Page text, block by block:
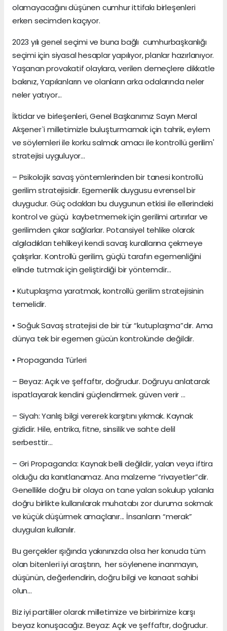
olamayacağını düşünen cumhur ittifakı birleşenleri
erken secimden kaçıyor.
2023 yılı genel seçimi ve buna bağlı cumhurbaşkanlığı
seçimi için siyasal hesaplar yapılıyor, planlar hazırlanıyor.
Yaşanan provakatif olaylara, verilen demeçlere dikkatle
bakınız, Yapılanların ve olanların arka odalarında neler
neler yatıyor...
İktidar ve birleşenleri, Genel Başkanımız Sayın Meral
Akşener`i milletimizle buluşturmamak için tahrik, eylem
ve söylemleri ile korku salmak amacı ile kontrollü gerilim'
stratejisi uyguluyor...
– Psikolojik savaş yöntemlerinden bir tanesi kontrollü
gerilim stratejisidir. Egemenlik duygusu evrensel bir
duygudur. Güç odakları bu duygunun etkisi ile ellerindeki
kontrol ve güçü kaybetmemek için gerilimi artırırlar ve
gerilimden çıkar sağlarlar. Potansiyel tehlike olarak
algıladıkları tehlikeyi kendi savaş kurallarına çekmeye
çalışırlar. Kontrollü gerilim, güçlü tarafın egemenliğini
elinde tutmak için geliştirdiği bir yöntemdir...
• Kutuplaşma yaratmak, kontrollü gerilim stratejisinin
temelidir.
• Soğuk Savaş stratejisi de bir tür “kutuplaşma”dır. Ama
dünya tek bir egemen gücün kontrolünde değildir.
• Propaganda Türleri
– Beyaz: Açık ve şeffaftır, doğrudur. Doğruyu anlatarak
ispatlayarak kendini güçlendirmek. güven verir ...
– Siyah: Yanlış bilgi vererek karşıtını yıkmak. Kaynak
gizlidir. Hile, entrika, fitne, sinsilik ve sahte delil
serbesttir...
– Gri Propaganda: Kaynak belli değildir, yalan veya iftira
olduğu da kanıtlanamaz. Ana malzeme “rivayetler”dir.
Genellikle doğru bir olaya on tane yalan sokulup yalanla
doğru birlikte kullanılarak muhatabı zor duruma sokmak
ve küçük düşürmek amaçlanır... İnsanların “merak”
duyguları kullanılır.
Bu gerçekler ışığında yakınınızda olsa her konuda tüm
olan bitenleri iyi araştırın, her söylenene inanmayın,
düşünün, değerlendirin, doğru bilgi ve kanaat sahibi
olun...
Biz iyi partililer olarak milletimize ve birbirimize karşı
beyaz konuşacağız. Beyaz: Açık ve şeffaftır, doğrudur.